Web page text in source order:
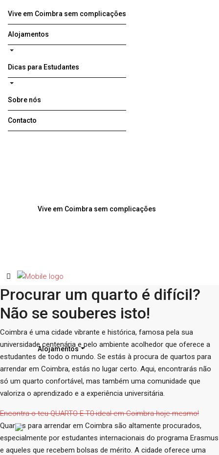
Vive em Coimbra sem complicações
Alojamentos
Dicas para Estudantes
Sobre nós
Contacto
Vive em Coimbra sem complicações
Alojamentos
Procurar um quarto é difícil?
Não se souberes isto!
Coimbra é uma cidade vibrante e histórica, famosa pela sua
universidade centenária e pelo ambiente acolhedor que oferece a
estudantes de todo o mundo. Se estás à procura de quartos para
arrendar em Coimbra, estás no lugar certo. Aqui, encontrarás não
só um quarto confortável, mas também uma comunidade que
valoriza o aprendizado e a experiência universitária.
Encontra o teu QUARTO E T0 ideal em Coimbra hoje mesmo!
Quartos para arrendar em Coimbra são altamente procurados,
especialmente por estudantes internacionais do programa Erasmus
e aqueles que recebem bolsas de mérito. A cidade oferece uma